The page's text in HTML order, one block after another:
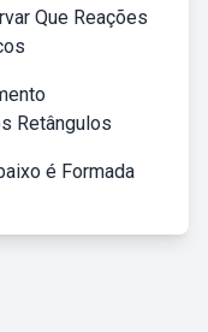
Que Reações
Retângulos
é Formada